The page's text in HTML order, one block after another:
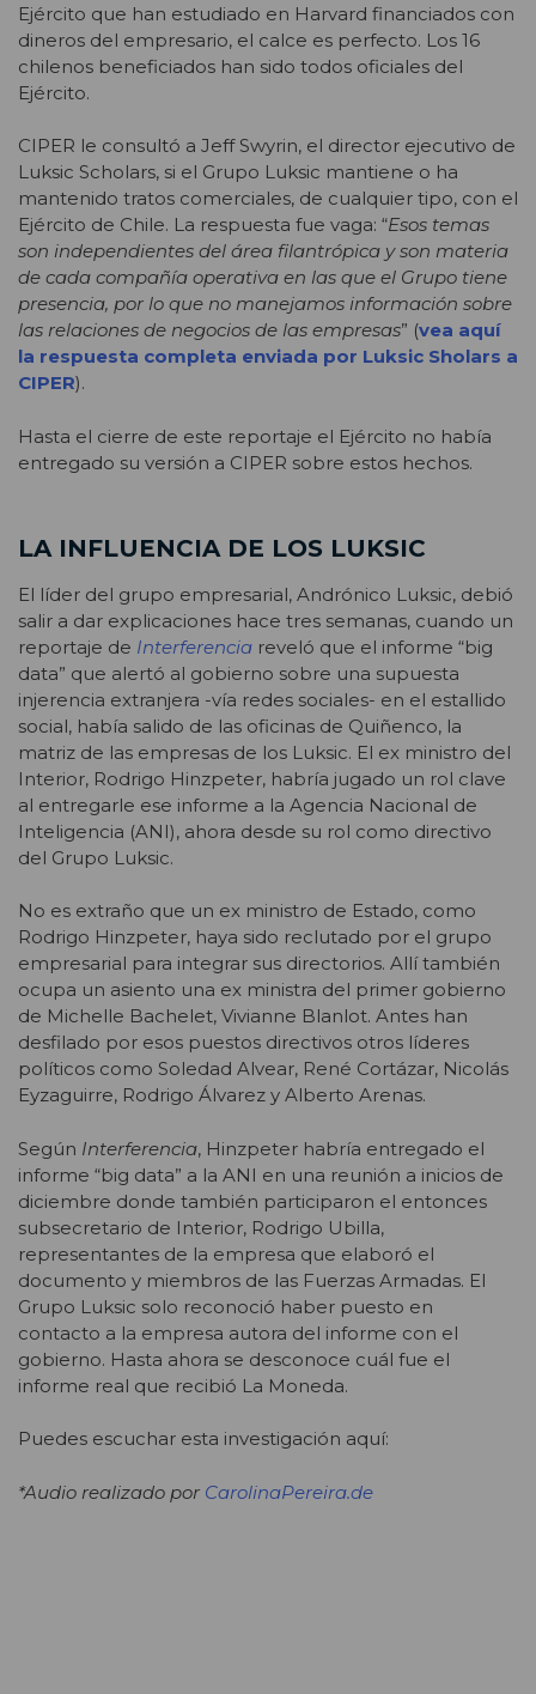
Ejército que han estudiado en Harvard financiados con
dineros del empresario, el calce es perfecto. Los 16
chilenos beneficiados han sido todos oficiales del
Ejército.
CIPER le consultó a Jeff Swyrin, el director ejecutivo de
Luksic Scholars, si el Grupo Luksic mantiene o ha
mantenido tratos comerciales, de cualquier tipo, con el
Ejército de Chile. La respuesta fue vaga: “Esos temas
son independientes del área filantrópica y son materia
de cada compañía operativa en las que el Grupo tiene
presencia, por lo que no manejamos información sobre
las relaciones de negocios de las empresas” (vea aquí
la respuesta completa enviada por Luksic Sholars a
CIPER).
Hasta el cierre de este reportaje el Ejército no había
entregado su versión a CIPER sobre estos hechos.
LA INFLUENCIA DE LOS LUKSIC
El líder del grupo empresarial, Andrónico Luksic, debió
salir a dar explicaciones hace tres semanas, cuando un
reportaje de Interferencia reveló que el informe “big
data” que alertó al gobierno sobre una supuesta
injerencia extranjera -vía redes sociales- en el estallido
social, había salido de las oficinas de Quiñenco, la
matriz de las empresas de los Luksic. El ex ministro del
Interior, Rodrigo Hinzpeter, habría jugado un rol clave
al entregarle ese informe a la Agencia Nacional de
Inteligencia (ANI), ahora desde su rol como directivo
del Grupo Luksic.
No es extraño que un ex ministro de Estado, como
Rodrigo Hinzpeter, haya sido reclutado por el grupo
empresarial para integrar sus directorios. Allí también
ocupa un asiento una ex ministra del primer gobierno
de Michelle Bachelet, Vivianne Blanlot. Antes han
desfilado por esos puestos directivos otros líderes
políticos como Soledad Alvear, René Cortázar, Nicolás
Eyzaguirre, Rodrigo Álvarez y Alberto Arenas.
Según Interferencia, Hinzpeter habría entregado el
informe “big data” a la ANI en una reunión a inicios de
diciembre donde también participaron el entonces
subsecretario de Interior, Rodrigo Ubilla,
representantes de la empresa que elaboró el
documento y miembros de las Fuerzas Armadas. El
Grupo Luksic solo reconoció haber puesto en
contacto a la empresa autora del informe con el
gobierno. Hasta ahora se desconoce cuál fue el
informe real que recibió La Moneda.
Puedes escuchar esta investigación aquí:
*Audio realizado por CarolinaPereira.de